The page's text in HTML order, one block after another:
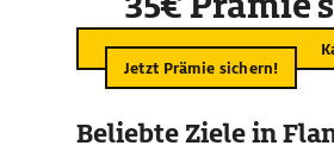
Jetzt Prämie sichern!
Beliebte Ziele in